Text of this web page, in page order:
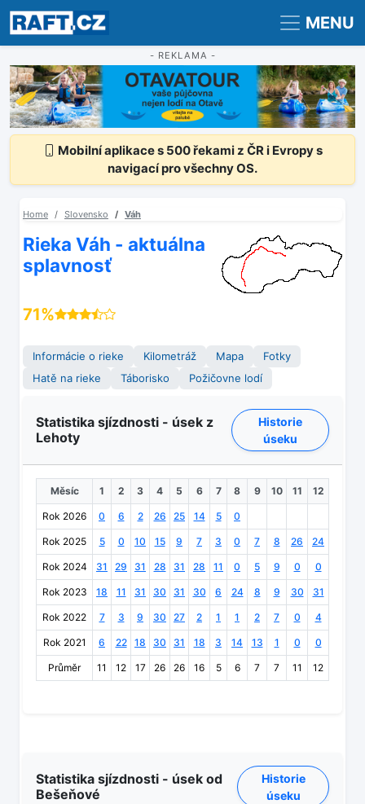
Registrace Přihlášení MENU
- REKLAMA -
Mobilní aplikace s 500 řekami z ČR i Evropy s
navigací pro všechny OS.
Home Slovensko Váh
Rieka Váh - aktuálna
splavnosť
71%
Informácie o rieke Kilometráž Mapa
Fotky
Hatě na rieke
Táborisko Požičovne lodí
Statistika sjízdnosti - úsek z
Lehoty
Historie
úseku
Měsíc 1 2 3 4 5 6 7 8 9 10 11 12
Rok 2026 0 6 2 26 25 14 5 0
Rok 2025 5 0 10 15 9 7 3 0 7 8 26 24
Rok 2024 31 29 31 28 31 28 11 0 5 9 0 0
Rok 2023 18 11 31 30 31 30 6 24 8 9 30 31
Rok 2022 7 3 9 30 27 2 1 1 2 7 0 4
Rok 2021 6 22 18 30 31 18 3 14 13 1 0 0
Průměr 11 12 17 26 26 16 5 6 7 7 11 12
Statistika sjízdnosti - úsek od
Bešeňové
Historie
úseku